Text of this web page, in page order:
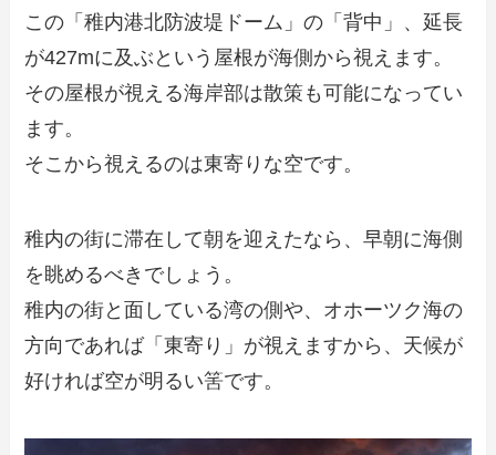
この「稚内港北防波堤ドーム」の「背中」、延長
が427mに及ぶという屋根が海側から視えます。
その屋根が視える海岸部は散策も可能になってい
ます。
そこから視えるのは東寄りな空です。
稚内の街に滞在して朝を迎えたなら、早朝に海側
を眺めるべきでしょう。
稚内の街と面している湾の側や、オホーツク海の
方向であれば「東寄り」が視えますから、天候が
好ければ空が明るい筈です。